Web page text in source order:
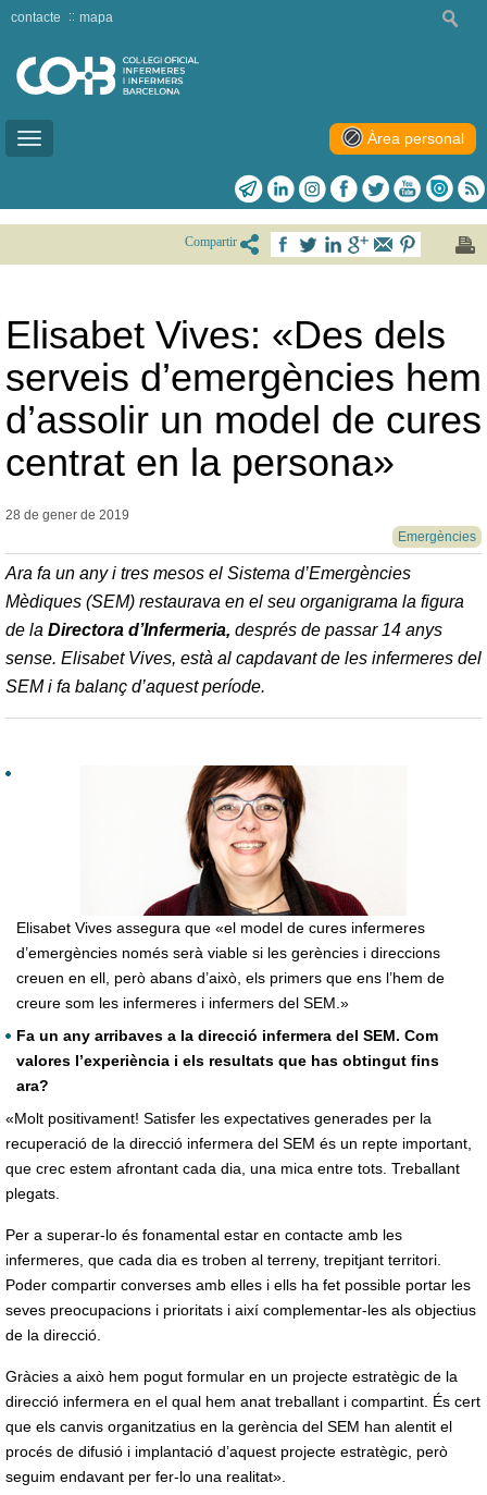
Toggle
contacte mapa
Àrea personal
Compartir
Elisabet Vives: «Des dels
serveis d’emergències hem
d’assolir un model de cures
centrat en la persona»
28 de gener de 2019
Emergències
Ara fa un any i tres mesos el Sistema d’Emergències
Mèdiques (SEM) restaurava en el seu organigrama la figura
de la Directora d’Infermeria, després de passar 14 anys
sense. Elisabet Vives, està al capdavant de les infermeres del
SEM i fa balanç d’aquest període.
Elisabet Vives assegura que «el model de cures infermeres
d’emergències només serà viable si les gerències i direccions
creuen en ell, però abans d’això, els primers que ens l’hem de
creure som les infermeres i infermers del SEM.»
Fa un any arribaves a la direcció infermera del SEM. Com
valores l’experiència i els resultats que has obtingut fins
ara?
«Molt positivament! Satisfer les expectatives generades per la
recuperació de la direcció infermera del SEM és un repte important,
que crec estem afrontant cada dia, una mica entre tots. Treballant
plegats.
Per a superar-lo és fonamental estar en contacte amb les
infermeres, que cada dia es troben al terreny, trepitjant territori.
Poder compartir converses amb elles i ells ha fet possible portar les
seves preocupacions i prioritats i així complementar-les als objectius
de la direcció.
Gràcies a això hem pogut formular en un projecte estratègic de la
direcció infermera en el qual hem anat treballant i compartint. És cert
que els canvis organitzatius en la gerència del SEM han alentit el
procés de difusió i implantació d’aquest projecte estratègic, però
seguim endavant per fer-lo una realitat».